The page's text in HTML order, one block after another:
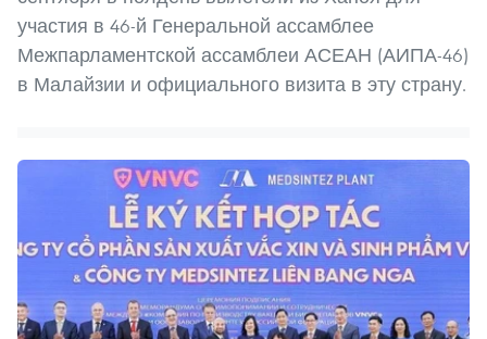
участия в 46-й Генеральной ассамблее
Межпарламентской ассамблеи АСЕАН (АИПА-46)
в Малайзии и официального визита в эту страну.